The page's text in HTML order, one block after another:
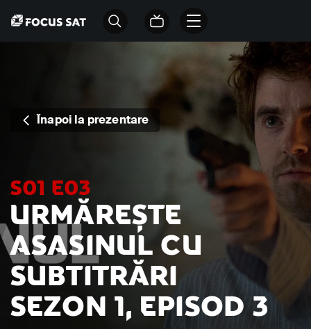
Înapoi la prezentare
S01 E03
URMĂREȘTE
ASASINUL CU
SUBTITRĂRI
SEZON 1, EPISOD 3